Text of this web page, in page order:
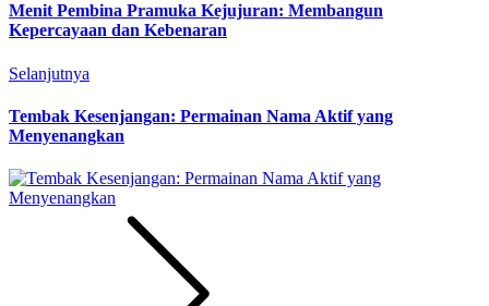
Menit Pembina Pramuka Kejujuran: Membangun
Kepercayaan dan Kebenaran
Selanjutnya
Tembak Kesenjangan: Permainan Nama Aktif yang
Menyenangkan